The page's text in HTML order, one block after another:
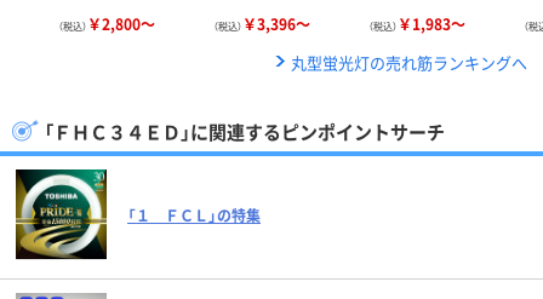
（税込） ￥2,800～ （税込） ￥3,396～ （税込） ￥1,983～ （税
丸型蛍光灯の売れ筋ランキングへ
「ＦＨＣ３４ＥＤ」に関連するピンポイントサーチ
「１ ＦＣＬ」の特集